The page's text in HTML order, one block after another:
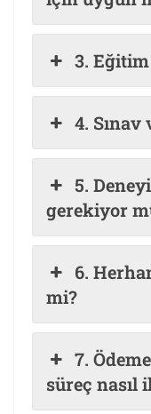
3.
4. Sınav
5.
gerekiyor
6.
mi?
7.
süreç nasıl